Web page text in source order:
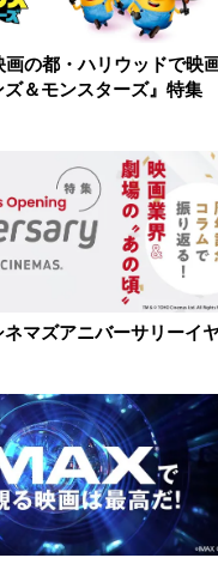
画の都・ハリウッドで映
＆モンスターズ』特集
マズアニバーサリーイ